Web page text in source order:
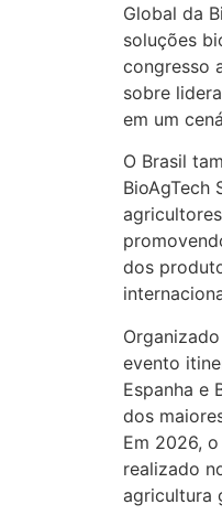
Global da
soluções
congresso
sobre
em um
O Brasil
BioAgTech
dos
evento
Espanha e
dos
Em 2026,
realizado
agricultura